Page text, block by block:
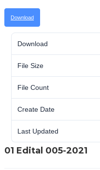
Download
Download
File Size
File Count
Create Date
Last Updated
01 Edital 005-2021